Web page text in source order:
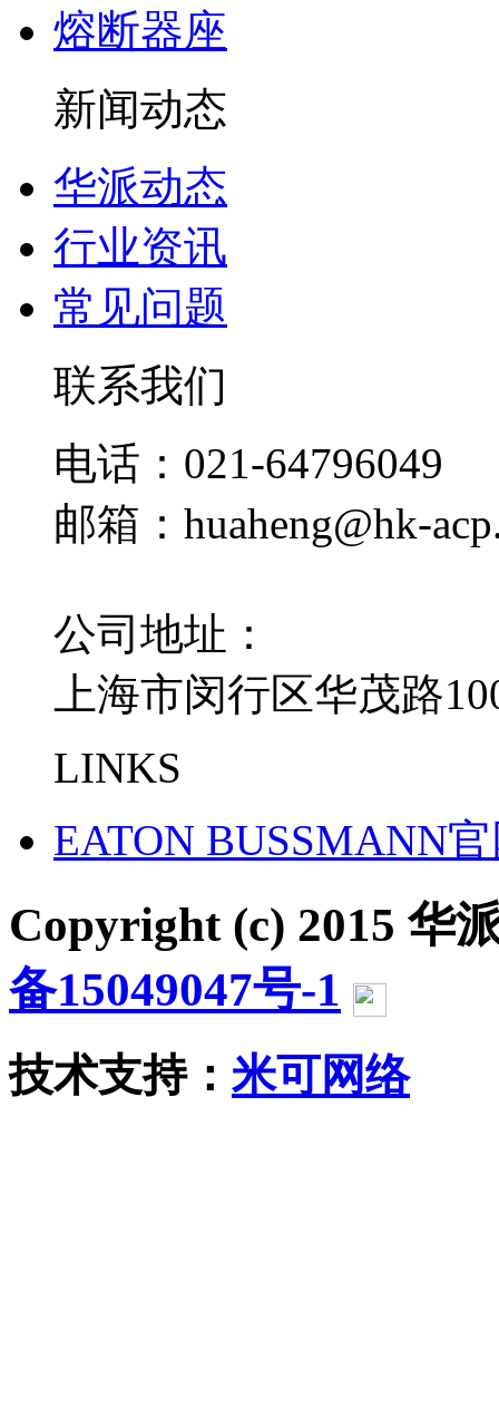
熔断器座
新闻动态
华派动态
行业资讯
常见问题
联系我们
电话：021-64796049
邮箱：huaheng@hk-
公司地址：
上海市闵行区华茂路
LINKS
EATON BUSSMANN
Copyright (c) 2015 华
备15049047号-1
技术支持： 米可网络